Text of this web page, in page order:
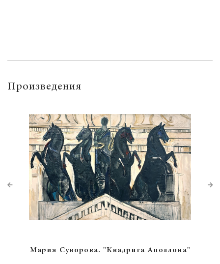
Произведения
Мария Суворова. "Квадрига Аполлона"